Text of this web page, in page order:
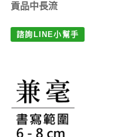
貢品中長流
諮詢LINE小幫手